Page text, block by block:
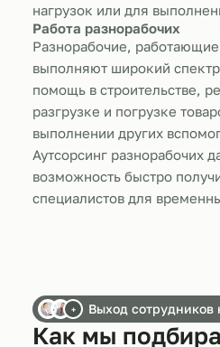
нагрузок или для
Работа разнорабочих
Разнорабочие, работающие
выполняют широкий
помощь в строительстве,
разгрузке и погрузке
выполнении других
Аутсорсинг разнорабочих
возможность быстро
специалистов для
+ Выход сотрудников
Как мы